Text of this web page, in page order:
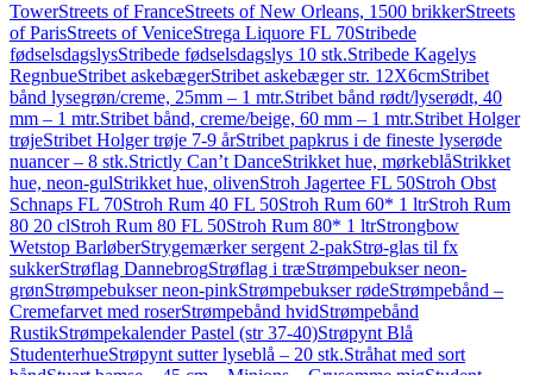
TowerStreets of FranceStreets of New Orleans, 1500 brikkerStreets
of ParisStreets of VeniceStrega Liquore FL 70Stribede
fødselsdagslysStribede fødselsdagslys 10 stk.Stribede Kagelys
RegnbueStribet askebægerStribet askebæger str. 12X6cmStribet
bånd lysegrøn/creme, 25mm – 1 mtr.Stribet bånd rødt/lyserødt, 40
mm – 1 mtr.Stribet bånd, creme/beige, 60 mm – 1 mtr.Stribet Holger
trøjeStribet Holger trøje 7-9 årStribet papkrus i de fineste lyserøde
nuancer – 8 stk.Strictly Can’t DanceStrikket hue, mørkeblåStrikket
hue, neon-gulStrikket hue, olivenStroh Jagertee FL 50Stroh Obst
Schnaps FL 70Stroh Rum 40 FL 50Stroh Rum 60* 1 ltrStroh Rum
80 20 clStroh Rum 80 FL 50Stroh Rum 80* 1 ltrStrongbow
Wetstop BarløberStrygemærker sergent 2-pakStrø-glas til fx
sukkerStrøflag DannebrogStrøflag i træStrømpebukser neon-
grønStrømpebukser neon-pinkStrømpebukser rødeStrømpebånd –
Cremefarvet med roserStrømpebånd hvidStrømpebånd
RustikStrømpekalender Pastel (str 37-40)Strøpynt Blå
StudenterhueStrøpynt sutter lyseblå – 20 stk.Stråhat med sort